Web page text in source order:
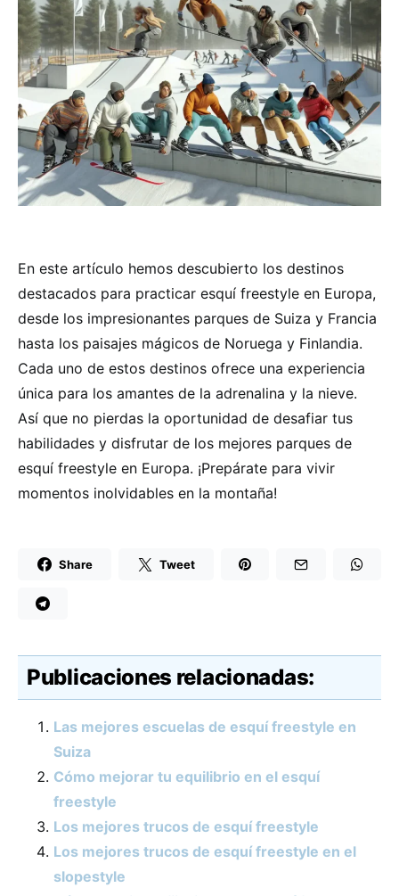
En este artículo hemos descubierto los destinos
destacados para practicar esquí freestyle en Europa,
desde los impresionantes parques de Suiza y Francia
hasta los paisajes mágicos de Noruega y Finlandia.
Cada uno de estos destinos ofrece una experiencia
única para los amantes de la adrenalina y la nieve.
Así que no pierdas la oportunidad de desafiar tus
habilidades y disfrutar de los mejores parques de
esquí freestyle en Europa. ¡Prepárate para vivir
momentos inolvidables en la montaña!
Share Tweet
Publicaciones relacionadas:
Las mejores escuelas de esquí freestyle en
Suiza
Cómo mejorar tu equilibrio en el esquí
freestyle
Los mejores trucos de esquí freestyle
Los mejores trucos de esquí freestyle en el
slopestyle